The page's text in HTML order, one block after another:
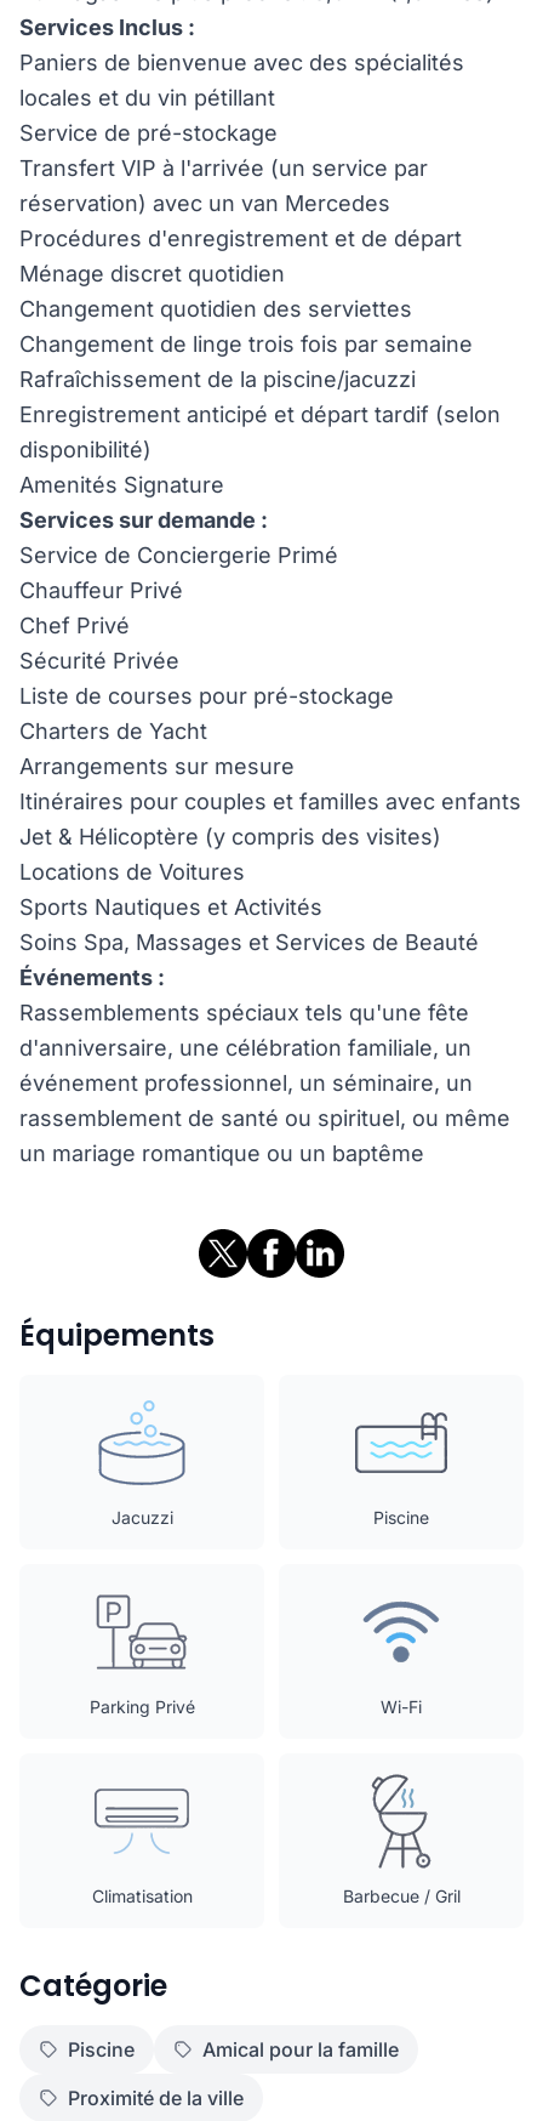
Services Inclus :
Paniers de bienvenue avec des spécialités
locales et du vin pétillant
Service de pré-stockage
Transfert VIP à l'arrivée (un service par
réservation) avec un van Mercedes
Procédures d'enregistrement et de départ
Ménage discret quotidien
Changement quotidien des serviettes
Changement de linge trois fois par semaine
Rafraîchissement de la piscine/jacuzzi
Enregistrement anticipé et départ tardif (selon
disponibilité)
Amenités Signature
Services sur demande :
Service de Conciergerie Primé
Chauffeur Privé
Chef Privé
Sécurité Privée
Liste de courses pour pré-stockage
Charters de Yacht
Arrangements sur mesure
Itinéraires pour couples et familles avec enfants
Jet & Hélicoptère (y compris des visites)
Locations de Voitures
Sports Nautiques et Activités
Soins Spa, Massages et Services de Beauté
Événements :
Rassemblements spéciaux tels qu'une fête
d'anniversaire, une célébration familiale, un
événement professionnel, un séminaire, un
rassemblement de santé ou spirituel, ou même
un mariage romantique ou un baptême
Équipements
Jacuzzi Piscine
Parking Privé Wi-Fi
Climatisation Barbecue / Gril
Catégorie
Piscine
Amical pour la famille
Proximité de la ville